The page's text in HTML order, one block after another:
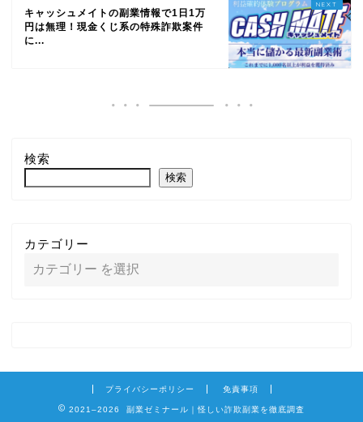
キャッシュメイトの副業情報で1日1万
円は無理！現金くじ系の特殊詐欺案件
に...
検索
検索
カテゴリー
プライバシーポリシー 免責事項
2021–2026 副業ゼミナール｜怪しい詐欺副業を徹底調査